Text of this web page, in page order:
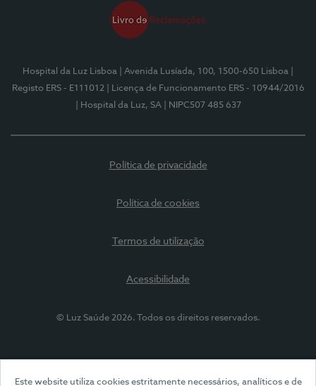
Este website utiliza cookies estritamente necessários, analíticos e de
Hospital da Luz Lisboa | Avenida Lusíada, 100, 1500-650 Lisboa
Registo ERS - E111012
| Licença de Funcionamento ERS - 10944/2016
| Hospital da Luz, SA
| NIPC507 485 637
Política de privacidade
Política de cookies
Termos de utilização
Acessibilidade
© Luz Saúde 2026. Todos os direitos reservados.